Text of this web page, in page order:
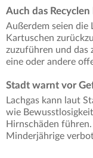
Auch das
Außerdem seien die
Kartuschen
zuzuführen und das
eine oder andere
Stadt warnt vor
Lachgas kann laut
wie
Hirnschäden
Minderjährige